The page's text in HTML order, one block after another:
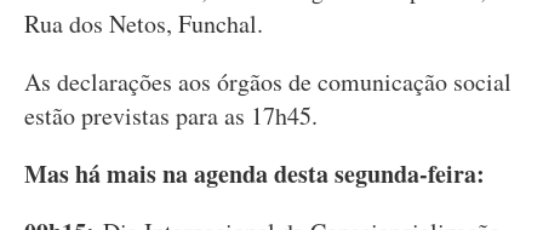
Rua dos Netos, Funchal.
As declarações aos órgãos de comunicação social
estão previstas para as 17h45.
Mas há mais na agenda desta segunda-feira: